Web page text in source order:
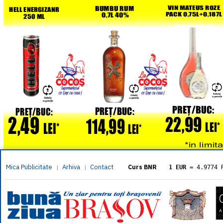
Mica Publicitate | Arhiva | Contact Curs BNR 1 EUR = 4.9774
= 5.8304
1 XAU= 464.4611
1 AED= 1.1933
1 AUD= 2.7957
1 BGN= 2.5449